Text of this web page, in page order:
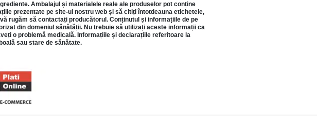
Ambalajul și materialele reale ale produselor pot conține
prezentate pe site-ul nostru web și să citiți întotdeauna etichetele,
rugăm să contactați producătorul. Conținutul și informațiile de pe
din domeniul sănătății. Nu trebuie să utilizați aceste informații ca
o problemă medicală. Informațiile și declarațiile referitoare la
sau stare de sănătate.